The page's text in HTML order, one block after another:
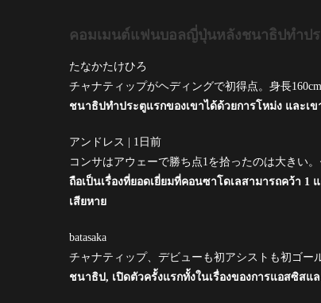
คอมเมนต์แฟนบอลญี่ปุ่นหลังชนาธิปทำปร
たなかたけひろ
チャナティップがヘディングで初得点。身長160cm
ชนาธิปทำประตูแรกของเขาได้ด้วยการโหม่ง และเ
アンドレス | 1日前
コンサはアウェーで勝ち点1を拾ったのは大きい
ถือเป็นเรื่องที่ยอดเยี่ยมที่คอนซาโดเลสามารถคว้า
เสียหาย
batasaka
チャナティップ、デビューも初アシストも初ゴー
ชนาธิป, เปิดตัวครั้งแรกทั้งในเรื่องของการแอสซิส